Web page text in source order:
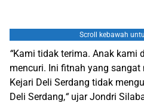
Scroll kebawah
“Kami tidak terima. Anak kami
mencuri. Ini fitnah yang
Kejari Deli Serdang tidak
Deli Serdang,“ujar Jondri